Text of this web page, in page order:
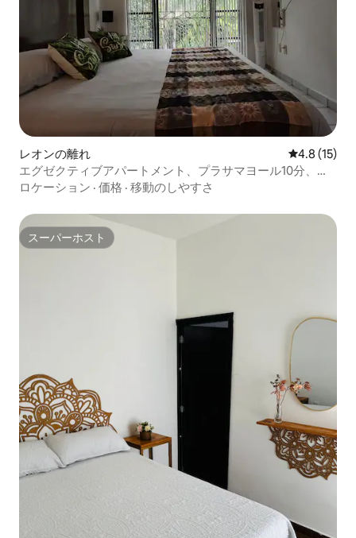
レオンの離れ レビュー15
4.8 (15)
エグゼクティブアパートメント、プラサマヨール10分、ポ
リフォルム+WiFi500
ロケーション · 価格 · 移動のしやすさ
スーパーホスト
スーパーホスト